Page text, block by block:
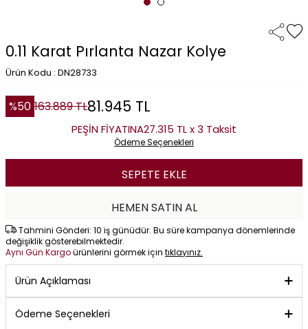
0.11 Karat Pırlanta Nazar Kolye
Ürün Kodu : DN28733
%50 163.889TL81.945 TL
PEŞİN FİYATINA27.315 TL x 3 Taksit
Ödeme Seçenekleri
SEPETE EKLE
HEMEN SATIN AL
Tahmini Gönderi: 10 iş günüdür. Bu süre kampanya dönemlerinde
değişiklik gösterebilmektedir.
Aynı Gün Kargoürünlerini görmek için tıklayınız.
Ürün Açıklaması
Ödeme Seçenekleri